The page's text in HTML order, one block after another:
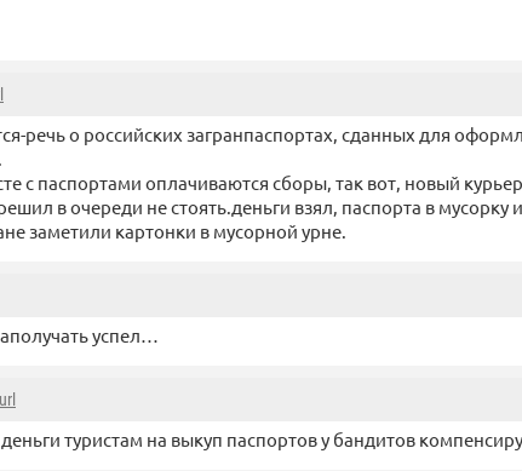
речь о российских загранпаспортах, сданных для
с паспортами оплачиваются сборы, так вот, новый
в очереди не стоять.деньги взял, паспорта в мусорку
заметили картонки в мусорной урне.
успел…
url
туристам на выкуп паспортов у бандитов